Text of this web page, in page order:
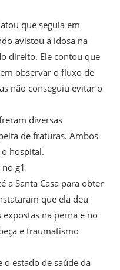
que seguia em
avistou a idosa na
direito. Ele contou que
observar o fluxo de
não conseguiu evitar o
diversas
de fraturas. Ambos
hospital.
g1
a Santa Casa para obter
que ela deu
na perna e no
e traumatismo
estado de saúde da